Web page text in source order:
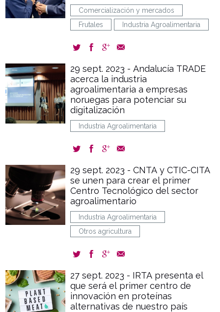
Comercialización y mercados
Frutales
Industria Agroalimentaria
29 sept. 2023 - Andalucía TRADE
acerca la industria
agroalimentaria a empresas
noruegas para potenciar su
digitalización
Industria Agroalimentaria
29 sept. 2023 - CNTA y CTIC-CITA
se unen para crear el primer
Centro Tecnológico del sector
agroalimentario
Industria Agroalimentaria
Otros agricultura
27 sept. 2023 - IRTA presenta el
que será el primer centro de
innovación en proteínas
alternativas de nuestro país